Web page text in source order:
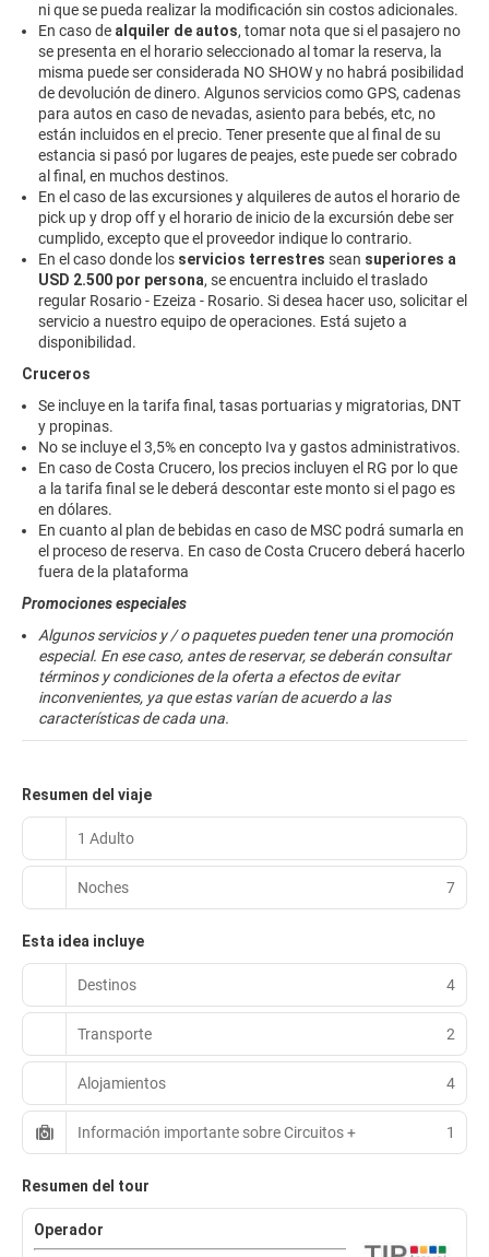
ni que se pueda realizar la modificación sin costos adicionales.
En caso de alquiler de autos, tomar nota que si el pasajero no
se presenta en el horario seleccionado al tomar la reserva, la
misma puede ser considerada NO SHOW y no habrá posibilidad
de devolución de dinero. Algunos servicios como GPS, cadenas
para autos en caso de nevadas, asiento para bebés, etc, no
están incluidos en el precio. Tener presente que al final de su
estancia si pasó por lugares de peajes, este puede ser cobrado
al final, en muchos destinos.
En el caso de las excursiones y alquileres de autos el horario de
pick up y drop off y el horario de inicio de la excursión debe ser
cumplido, excepto que el proveedor indique lo contrario.
En el caso donde los servicios terrestres sean superiores a
USD 2.500 por persona, se encuentra incluido el traslado
regular Rosario - Ezeiza - Rosario. Si desea hacer uso, solicitar el
servicio a nuestro equipo de operaciones. Está sujeto a
disponibilidad.
Cruceros
Se incluye en la tarifa final, tasas portuarias y migratorias, DNT
y propinas.
No se incluye el 3,5% en concepto Iva y gastos administrativos.
En caso de Costa Crucero, los precios incluyen el RG por lo que
a la tarifa final se le deberá descontar este monto si el pago es
en dólares.
En cuanto al plan de bebidas en caso de MSC podrá sumarla en
el proceso de reserva. En caso de Costa Crucero deberá hacerlo
fuera de la plataforma
Promociones especiales
Algunos servicios y / o paquetes pueden tener una promoción
especial. En ese caso, antes de reservar, se deberán consultar
términos y condiciones de la oferta a efectos de evitar
inconvenientes, ya que estas varían de acuerdo a las
características de cada una.
Resumen del viaje
1 Adulto
Noches 7
Esta idea incluye
Destinos 4
Transporte 2
Alojamientos 4
Información importante sobre Circuitos + 1
Resumen del tour
Operador